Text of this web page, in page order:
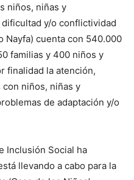
niños, niñas y
y/o conflictividad
Nayfa) cuenta con 540.000
familias y 400 niños y
finalidad la atención,
niños, niñas y
de adaptación y/o
Inclusión Social ha
llevando a cabo para la